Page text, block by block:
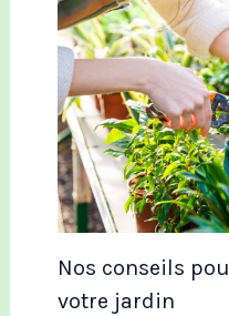
Nos conseils
votre jardin